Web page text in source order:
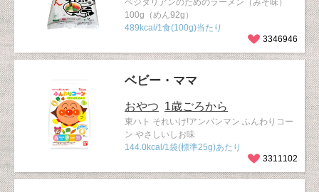
ベジタリアンのためのラーメン（みそ味）
100g（めん92g）
489kcal/1食(100g)当たり
3346946
ベビー・ママ
おやつ 1歳ごろから
東ハト それいけ!アンパンマン ふんわりコー
ン やさしいしお味
144.0kcal/1袋(標準25g)あたり
3311102